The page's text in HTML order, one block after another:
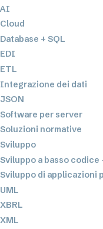
AI
Cloud
Database + SQL
EDI
ETL
Integrazione dei dati
JSON
Software per server
Soluzioni normative
Sviluppo
Sviluppo a basso
Sviluppo di applicazioni
UML
XBRL
XML